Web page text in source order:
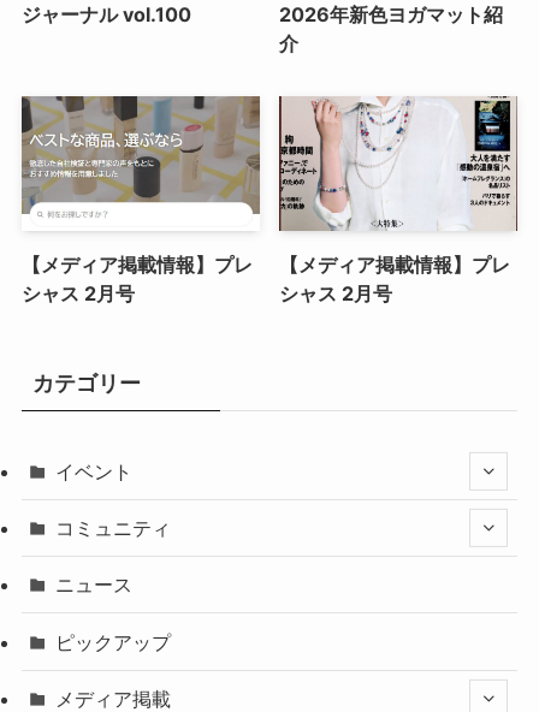
ジャーナル vol.100
2026年新色ヨガマット紹
介
【メディア掲載情報】プレ
シャス 2月号
【メディア掲載情報】プレ
シャス 2月号
カテゴリー
イベント
コミュニティ
ニュース
ピックアップ
メディア掲載